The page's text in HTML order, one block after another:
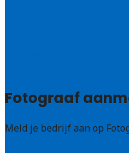
Fotograaf
Meld je bedrijf aan op